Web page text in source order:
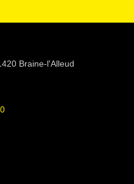
Braine-l'Alleud